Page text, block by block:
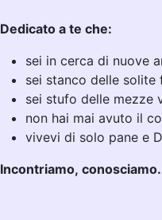
Dedicato a te che:
sei in cerca di nuove
sei stanco delle solite
sei stufo delle mezze
non hai mai avuto il
vivevi di solo pane e
Incontriamo,